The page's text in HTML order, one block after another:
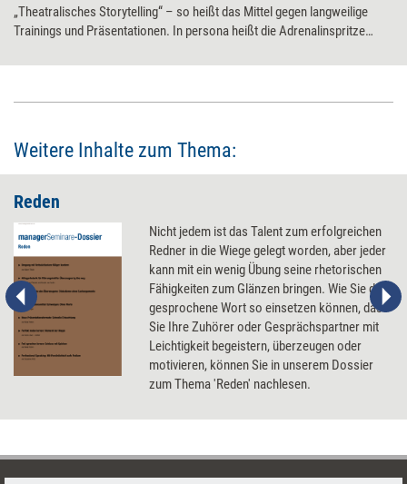
„Theatralisches Storytelling“ – so heißt das Mittel gegen langweilige
Trainings und Präsentationen. In persona heißt die Adrenalinspritze
gleich zweimal in Deutschland erleben: erst auf der Convention der
Zukunft Personal in Köln. managerSeminare traf den Storyteller. Im
Weitere Inhalte zum Thema:
Reden
Nicht jedem ist das Talent zum erfolgreichen
Redner in die Wiege gelegt worden, aber jeder
kann mit ein wenig Übung seine rhetorischen
Fähigkeiten zum Glänzen bringen. Wie Sie das
gesprochene Wort so einsetzen können, dass
Sie Ihre Zuhörer oder Gesprächspartner mit
Leichtigkeit begeistern, überzeugen oder
motivieren, können Sie in unserem Dossier
zum Thema 'Reden' nachlesen.